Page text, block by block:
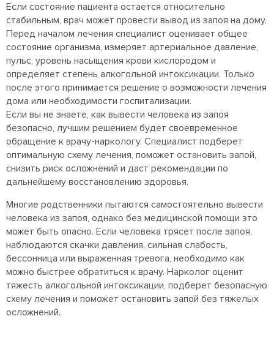
Если состояние пациента остается относительно
стабильным, врач может провести вывод из запоя на дому.
Перед началом лечения специалист оценивает общее
состояние организма, измеряет артериальное давление,
пульс, уровень насыщения крови кислородом и
определяет степень алкогольной интоксикации. Только
после этого принимается решение о возможности лечения
дома или необходимости госпитализации.
Если вы не знаете, как вывести человека из запоя
безопасно, лучшим решением будет своевременное
обращение к врачу-наркологу. Специалист подберет
оптимальную схему лечения, поможет остановить запой,
снизить риск осложнений и даст рекомендации по
дальнейшему восстановлению здоровья.
Многие родственники пытаются самостоятельно вывести
человека из запоя, однако без медицинской помощи это
может быть опасно. Если человека трясет после запоя,
наблюдаются скачки давления, сильная слабость,
бессонница или выраженная тревога, необходимо как
можно быстрее обратиться к врачу. Нарколог оценит
тяжесть алкогольной интоксикации, подберет безопасную
схему лечения и поможет остановить запой без тяжелых
осложнений.